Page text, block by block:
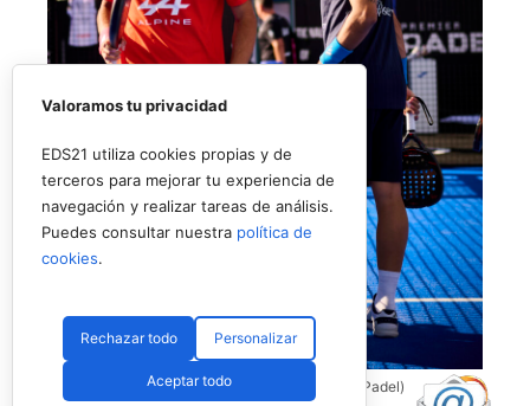
Coello y Galán, dos rivales fantásticos (Premier Padel)
Valoramos tu privacidad
EDS21 utiliza cookies propias y de
terceros para mejorar tu experiencia de
navegación y realizar tareas de análisis.
Puedes consultar nuestra política de
cookies.
Rechazar todo Personalizar
Aceptar todo